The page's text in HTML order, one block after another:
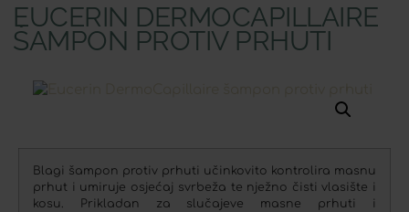
EUCERIN DERMOCAPILLAIRE
ŠAMPON PROTIV PRHUTI
Blagi šampon protiv prhuti učinkovito kontrolira masnu
prhut i umiruje osjećaj svrbeža te nježno čisti vlasište i
kosu. Prikladan za slučajeve masne prhuti i